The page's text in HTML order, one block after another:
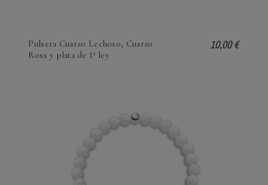
Pulsera Cuarzo Lechoso, Cuarzo
Rosa y plata de 1ª ley
10,00 €